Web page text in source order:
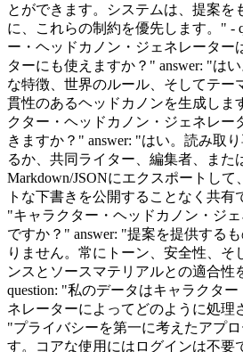
とができます。システムは、提案を
に、これらの制約を優先します。" -
ー・ヘッドカノン・ジェネレーター
ターにも使えますか？" answer: "は
な特徴、世界のルール、そしてテー
貫性のあるヘッドカノンを生成しま
クター・ヘッドカノン・ジェネレー
きますか？" answer: "はい。読み取
るか、共同ライター、編集者、また
Markdown/JSONにエクスポートし
トな下書きを公開することなく共有
"キャラクター・ヘッドカノン・ジ
ですか？" answer: "提案を提供する
りません。常にトーン、安全性、そ
ンスとソースマテリアルとの適合性
question: "私のデータはキャラクタ
ネレーターによってどのように処理
"プライバシーを第一に考えたアプ
す。コアな使用にはログインは不要